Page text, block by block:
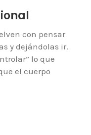
con pensar
y dejándolas ir.
lo que
el cuerpo